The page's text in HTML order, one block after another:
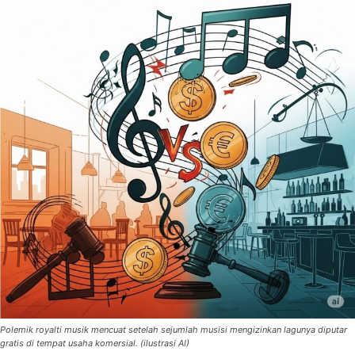
Polemik royalti musik mencuat setelah sejumlah musisi mengizinkan lagunya diputar
gratis di tempat usaha komersial. (ilustrasi AI)